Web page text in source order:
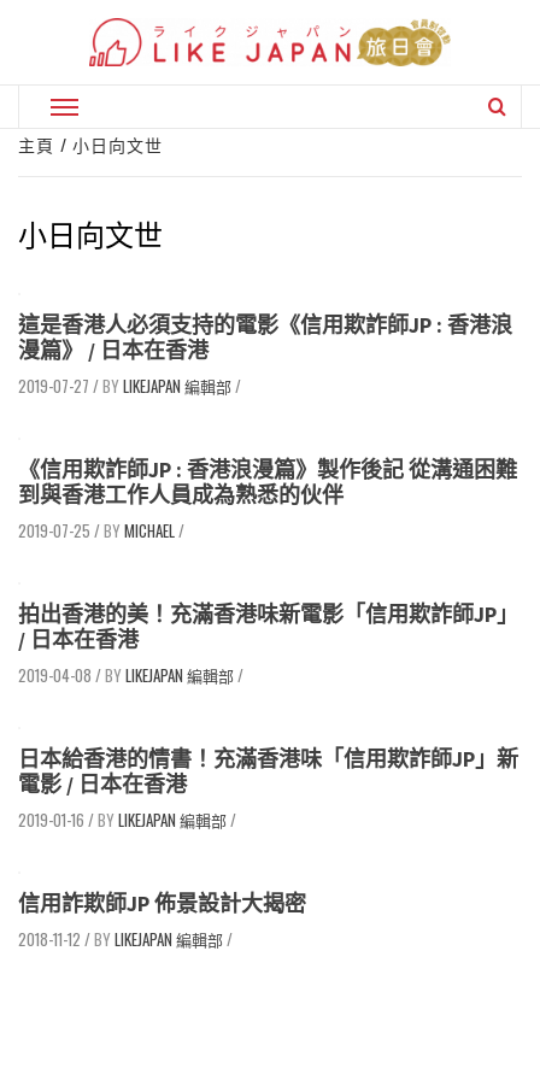
Primary
Menu
主頁 小日向文世
小日向文世
這是香港人必須支持的電影《信用欺詐師JP : 香港浪
漫篇》 / 日本在香港
2019-07-27 / LIKEJAPAN 編輯部/
《信用欺詐師JP : 香港浪漫篇》製作後記 從溝通困難
到與香港工作人員成為熟悉的伙伴
2019-07-25 / MICHAEL /
拍出香港的美！充滿香港味新電影「信用欺詐師JP」
/ 日本在香港
2019-04-08 / LIKEJAPAN 編輯部/
日本給香港的情書！充滿香港味「信用欺詐師JP」新
電影 / 日本在香港
2019-01-16 / LIKEJAPAN 編輯部/
信用詐欺師JP 佈景設計大揭密
2018-11-12 / LIKEJAPAN 編輯部/